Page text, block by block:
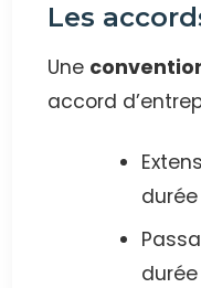
Les
Une
accord